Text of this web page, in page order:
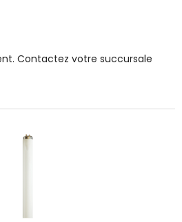
Contactez votre succursale